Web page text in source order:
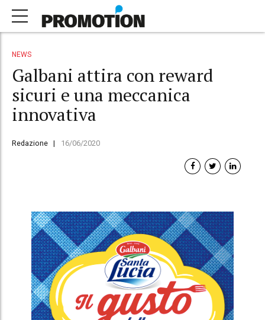
NEWS
Galbani attira con reward
sicuri e una meccanica
innovativa
Redazione 16/06/2020